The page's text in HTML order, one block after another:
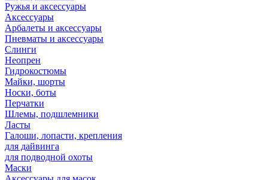
Ружья и аксессуары
Аксессуары
Арбалеты и аксессуары
Пневматы и аксессуары
Слинги
Неопрен
Гидрокостюмы
Майки, шорты
Носки, боты
Перчатки
Шлемы, подшлемники
Ласты
Галоши, лопасти, крепления
для дайвинга
для подводной охоты
Маски